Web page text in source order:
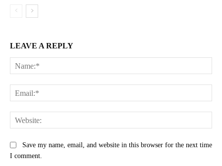
LEAVE A REPLY
Save my name, email, and website in this browser for the next time
I comment.